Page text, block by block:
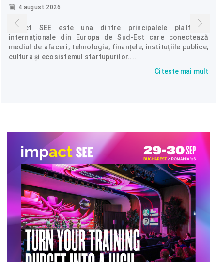
4 august 2026
Impact SEE este una dintre principalele platforme
internaționale din Europa de Sud-Est care conectează
mediul de afaceri, tehnologia, finanțele, instituțiile publice,
cultura și ecosistemul startupurilor....
Citeste mai mult